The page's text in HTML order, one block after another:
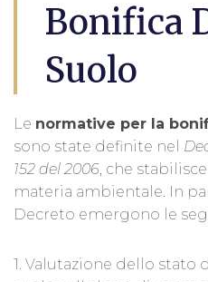
Bonifica
Suolo
Le normative per la
sono state definite nel
152 del 2006, che
materia ambientale. In
Decreto emergono le
1. Valutazione dello stato